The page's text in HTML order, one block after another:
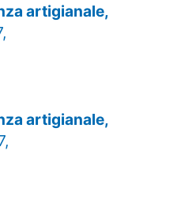
artigianale,
artigianale,